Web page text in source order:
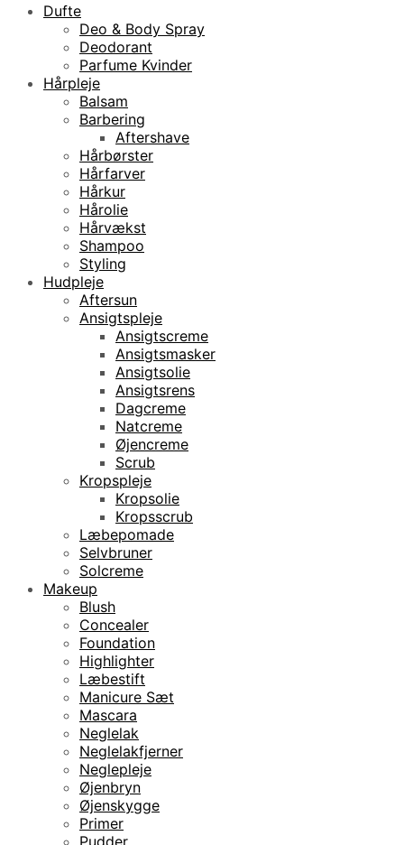
Dufte
Deo & Body Spray
Deodorant
Parfume Kvinder
Hårpleje
Balsam
Barbering
Aftershave
Hårbørster
Hårfarver
Hårkur
Hårolie
Hårvækst
Shampoo
Styling
Hudpleje
Aftersun
Ansigtspleje
Ansigtscreme
Ansigtsmasker
Ansigtsolie
Ansigtsrens
Dagcreme
Natcreme
Øjencreme
Scrub
Kropspleje
Kropsolie
Kropsscrub
Læbepomade
Selvbruner
Solcreme
Makeup
Blush
Concealer
Foundation
Highlighter
Læbestift
Manicure Sæt
Mascara
Neglelak
Neglelakfjerner
Neglepleje
Øjenbryn
Øjenskygge
Primer
Pudder